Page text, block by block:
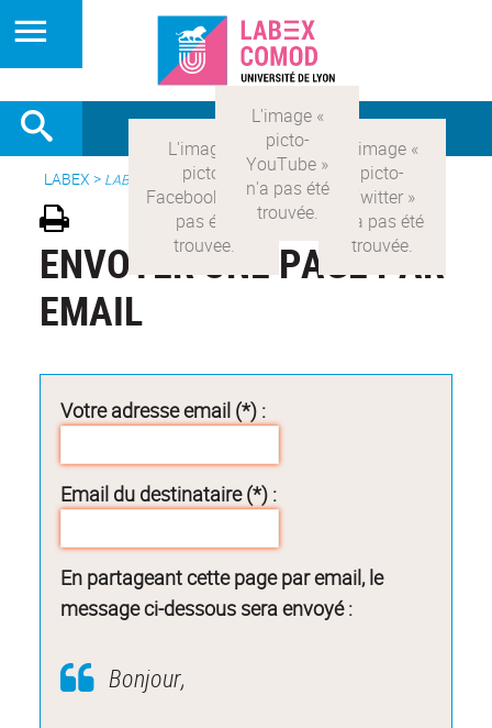
LABEX > LABEX COMOD
ENVOYER UNE PAGE PAR
EMAIL
Votre adresse email (*) :
Email du destinataire (*) :
En partageant cette page par email, le
message ci-dessous sera envoyé :
Bonjour,